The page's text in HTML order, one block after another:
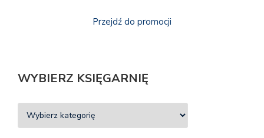
Przejdź do promocji
WYBIERZ KSIĘGARNIĘ